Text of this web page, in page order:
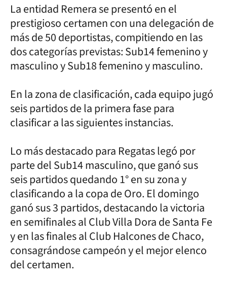
La entidad Remera se presentó en el
prestigioso certamen con una delegación de
más de 50 deportistas, compitiendo en las
dos categorías previstas: Sub14 femenino y
masculino y Sub18 femenino y masculino.
En la zona de clasificación, cada equipo jugó
seis partidos de la primera fase para
clasificar a las siguientes instancias.
Lo más destacado para Regatas legó por
parte del Sub14 masculino, que ganó sus
seis partidos quedando 1° en su zona y
clasificando a la copa de Oro. El domingo
ganó sus 3 partidos, destacando la victoria
en semifinales al Club Villa Dora de Santa Fe
y en las finales al Club Halcones de Chaco,
consagrándose campeón y el mejor elenco
del certamen.